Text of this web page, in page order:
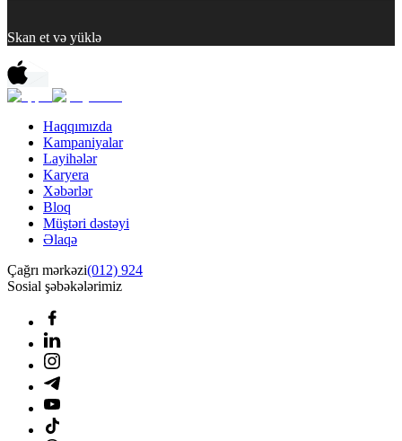
Skan et və yüklə
Haqqımızda
Kampaniyalar
Layihələr
Karyera
Xəbərlər
Bloq
Müştəri dəstəyi
Əlaqə
Çağrı mərkəzi(012) 924
Sosial şəbəkələrimiz